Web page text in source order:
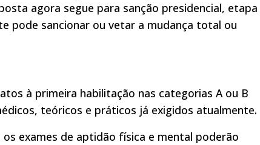
agora segue para sanção presidencial, etapa
pode sancionar ou vetar a mudança total ou
à primeira habilitação nas categorias A ou B
teóricos e práticos já exigidos atualmente.
exames de aptidão física e mental poderão